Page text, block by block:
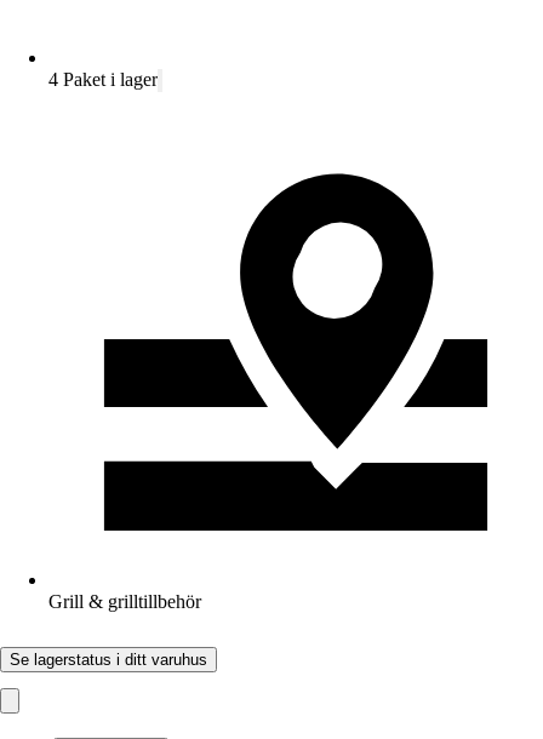
4 Paket i lager
Grill & grilltillbehör
Se lagerstatus i ditt varuhus